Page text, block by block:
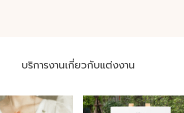
บริการงานเกี่ยวกับแต่งงาน